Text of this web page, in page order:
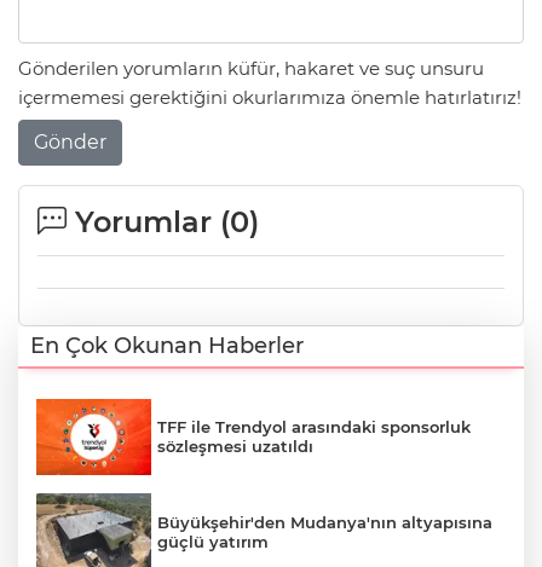
Gönderilen yorumların küfür, hakaret ve suç unsuru
içermemesi gerektiğini okurlarımıza önemle hatırlatırız!
Gönder
Yorumlar (0)
En Çok Okunan Haberler
TFF ile Trendyol arasındaki sponsorluk
sözleşmesi uzatıldı
Büyükşehir'den Mudanya'nın altyapısına
güçlü yatırım